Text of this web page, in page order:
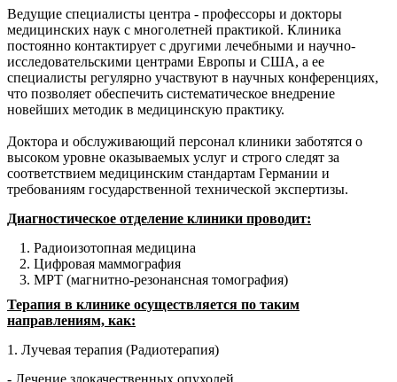
Ведущие специалисты центра - профессоры и докторы
медицинских наук с многолетней практикой. Клиника
постоянно контактирует с другими лечебными и научно-
исследовательскими центрами Европы и США, а ее
специалисты регулярно участвуют в научных конференциях,
что позволяет обеспечить систематическое внедрение
новейших методик в медицинскую практику.
Доктора и обслуживающий персонал клиники заботятся о
высоком уровне оказываемых услуг и строго следят за
соответствием медицинским стандартам Германии и
требованиям государственной технической экспертизы.
Диагностическое отделение клиники проводит:
Радиоизотопная медицина
Цифровая маммография
МРТ (магнитно-резонансная томография)
Терапия в клинике осуществляется по таким
направлениям, как:
1. Лучевая терапия (Радиотерапия)
- Лечение злокачественных опухолей